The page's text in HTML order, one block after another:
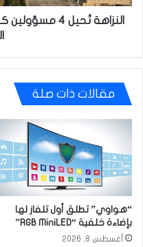
ديالى
إلى
النزاهة تُحيل
مقالات ذات صلة
“هواوي” تطلق أول تلفاز لها
بإضاءة خلفية “RGB MiniLED”
أغسطس 8, 2026